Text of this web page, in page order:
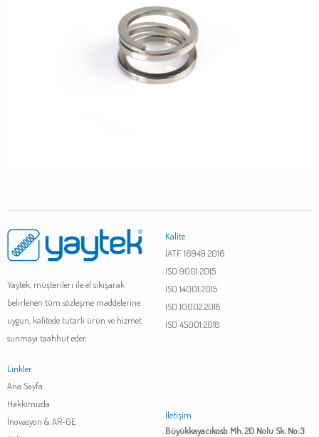
Yaytek, müşterileri ile el sıkışarak
belirlenen tüm sözleşme maddelerine
uygun, kalitede tutarlı ürün ve hizmet
sunmayı taahhüt eder.
Linkler
Ana Sayfa
Hakkımızda
İnovasyon & AR-GE
Kalite
IATF 16949:2016
ISO 9001:2015
ISO 14001:2015
ISO 10002:2018
ISO 45001:2018
İletişim
Büyükkayacıkosb Mh. 20 Nolu Sk. No:3